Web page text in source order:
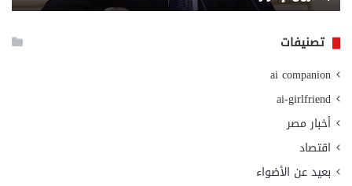
تصنيفات
ai companion
ai-girlfriend
أخبار مصر
اقتصاد
بعيد عن الأضواء